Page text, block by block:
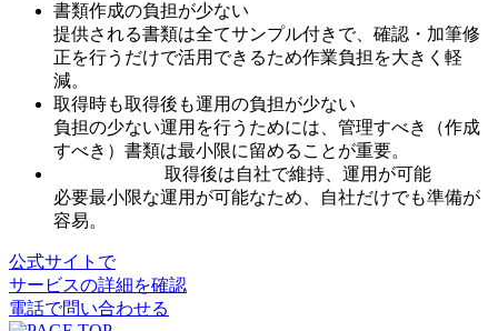
書類作成の負担が少ない
提供される書類は全てサンプル付きで、確認・加筆修
正を行うだけで活用できるため作業負担を大きく軽
減。
取得時も取得後も運用の負担が少ない
負担の少ない運用を行うためには、管理すべき（作成
すべき）書類は最小限に留めることが重要。
取得後は自社で維持、運用が可能
必要最小限な運用が可能なため、自社だけでも準備が
容易。
公式サイトで
サービスの詳細を確認
電話で問い合わせる